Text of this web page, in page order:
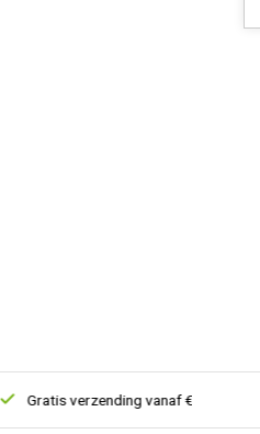
Gratis verzending vanaf € 150